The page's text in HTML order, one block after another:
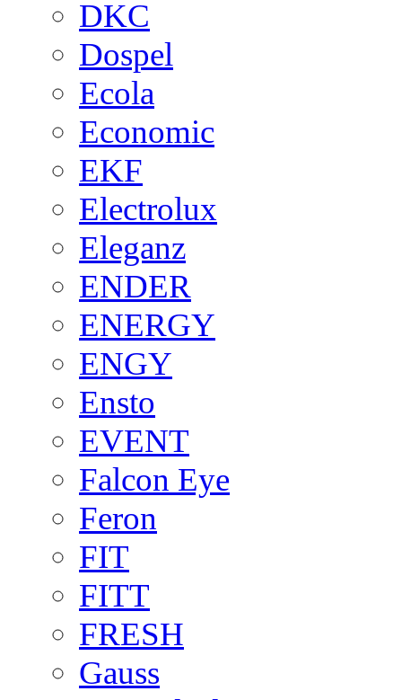
DKC
Dospel
Ecola
Economic
EKF
Electrolux
Eleganz
ENDER
ENERGY
ENGY
Ensto
EVENT
Falcon Eye
Feron
FIT
FITT
FRESH
Gauss